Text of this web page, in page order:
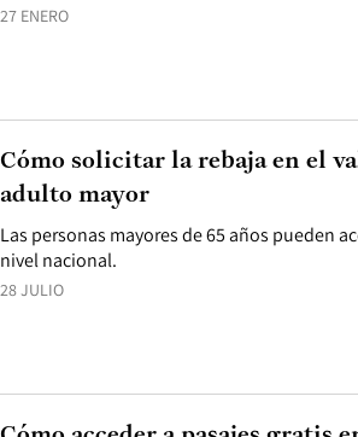
27 ENERO
28 JULIO
Las personas mayores de 65 años pueden
nivel nacional.
Cómo solicitar la rebaja en el
adulto mayor